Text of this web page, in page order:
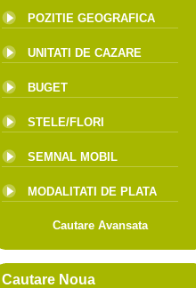
POZITIE GEOGRAFICA
UNITATI DE CAZARE
BUGET
STELE/FLORI
SEMNAL MOBIL
MODALITATI DE PLATA
Cautare Avansata
Cautare Noua